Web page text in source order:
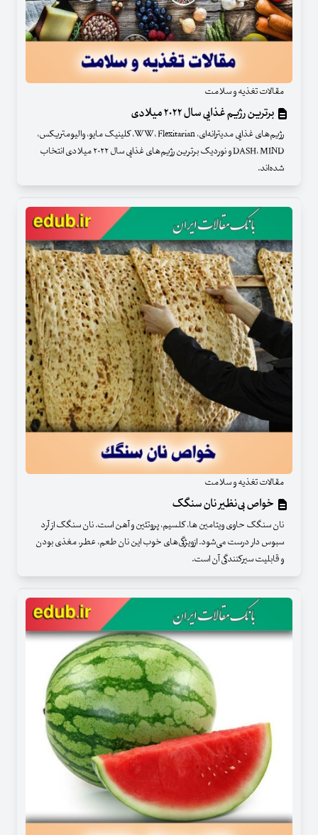
مقالات تغذیه و سلامت
برترین رژیم غذایی سال ۲۰۲۲ میلادی
رژیم‌های غذایی مدیترانه‌ای،‌ WW، Flexitarian، کلینیک مایو، والیومتریکس،
DASH، MIND و نوردیک برترین رژیم‌های غذایی سال ۲۰۲۲ میلادی انتخاب
شده‌اند.
مقالات تغذیه و سلامت
خواص بی‌نظیر نان سنگک
نان سنگک حاوی ویتامین ها، کلسیم، پروتئین و آهن است. نان سنگک از آرد
سبوس دار درست می‌شود. ازویژگی‌های خوب این نان طعم، عطر، مغذی بودن
و قابلیت سیرکنندگی آن است.